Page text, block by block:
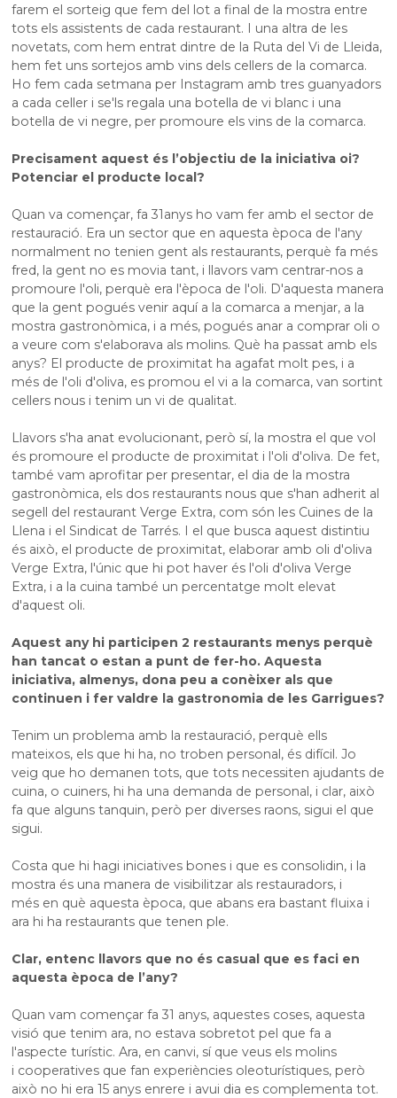
farem el sorteig que fem del lot a final de la mostra entre
tots els assistents de cada restaurant. I una altra de les
novetats, com hem entrat dintre de la Ruta del Vi de Lleida,
hem fet uns sortejos amb vins dels cellers de la comarca.
Ho fem cada setmana per Instagram amb tres guanyadors
a cada celler i se'ls regala una botella de vi blanc i una
botella de vi negre, per promoure els vins de la comarca.
Precisament aquest és l’objectiu de la iniciativa oi?
Potenciar el producte local?
Quan va començar, fa 31anys ho vam fer amb el sector de
restauració. Era un sector que en aquesta època de l'any
normalment no tenien gent als restaurants, perquè fa més
fred, la gent no es movia tant, i llavors vam centrar-nos a
promoure l'oli, perquè era l'època de l'oli. D'aquesta manera
que la gent pogués venir aquí a la comarca a menjar, a la
mostra gastronòmica, i a més, pogués anar a comprar oli o
a veure com s'elaborava als molins. Què ha passat amb els
anys? El producte de proximitat ha agafat molt pes, i a
més de l'oli d'oliva, es promou el vi a la comarca, van sortint
cellers nous i tenim un vi de qualitat.
Llavors s'ha anat evolucionant, però sí, la mostra el que vol
és promoure el producte de proximitat i l'oli d'oliva. De fet,
també vam aprofitar per presentar, el dia de la mostra
gastronòmica, els dos restaurants nous que s'han adherit al
segell del restaurant Verge Extra, com són les Cuines de la
Llena i el Sindicat de Tarrés. I el que busca aquest distintiu
és això, el producte de proximitat, elaborar amb oli d'oliva
Verge Extra, l'únic que hi pot haver és l'oli d'oliva Verge
Extra, i a la cuina també un percentatge molt elevat
d'aquest oli.
Aquest any hi participen 2 restaurants menys perquè
han tancat o estan a punt de fer-ho. Aquesta
iniciativa, almenys, dona peu a conèixer als que
continuen i fer valdre la gastronomia de les Garrigues?
Tenim un problema amb la restauració, perquè ells
mateixos, els que hi ha, no troben personal, és difícil. Jo
veig que ho demanen tots, que tots necessiten ajudants de
cuina, o cuiners, hi ha una demanda de personal, i clar, això
fa que alguns tanquin, però per diverses raons, sigui el que
sigui.
Costa que hi hagi iniciatives bones i que es consolidin, i la
mostra és una manera de visibilitzar als restauradors, i
més en què aquesta època, que abans era bastant fluixa i
ara hi ha restaurants que tenen ple.
Clar, entenc llavors que no és casual que es faci en
aquesta època de l’any?
Quan vam començar fa 31 anys, aquestes coses, aquesta
visió que tenim ara, no estava sobretot pel que fa a
l'aspecte turístic. Ara, en canvi, sí que veus els molins
i cooperatives que fan experiències oleoturístiques, però
això no hi era 15 anys enrere i avui dia es complementa tot.